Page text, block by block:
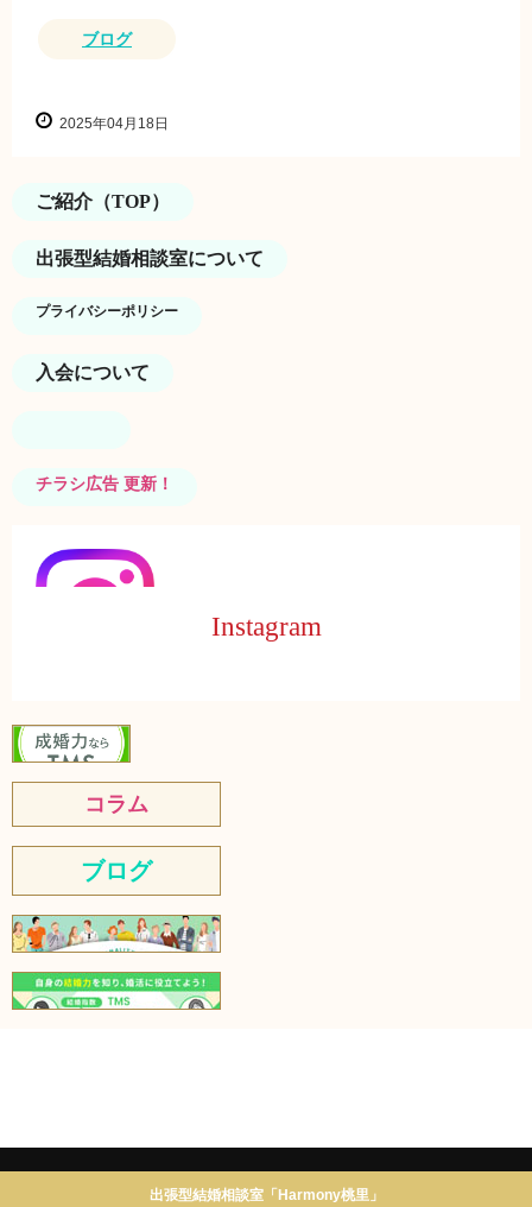
ブログ
2025年04月18日
ご紹介（TOP）
出張型結婚相談室について
プライバシーポリシー
入会について
チラシ広告 更新！
Instagram
コラム
ブログ
出張型結婚相談室「Harmony桃里」